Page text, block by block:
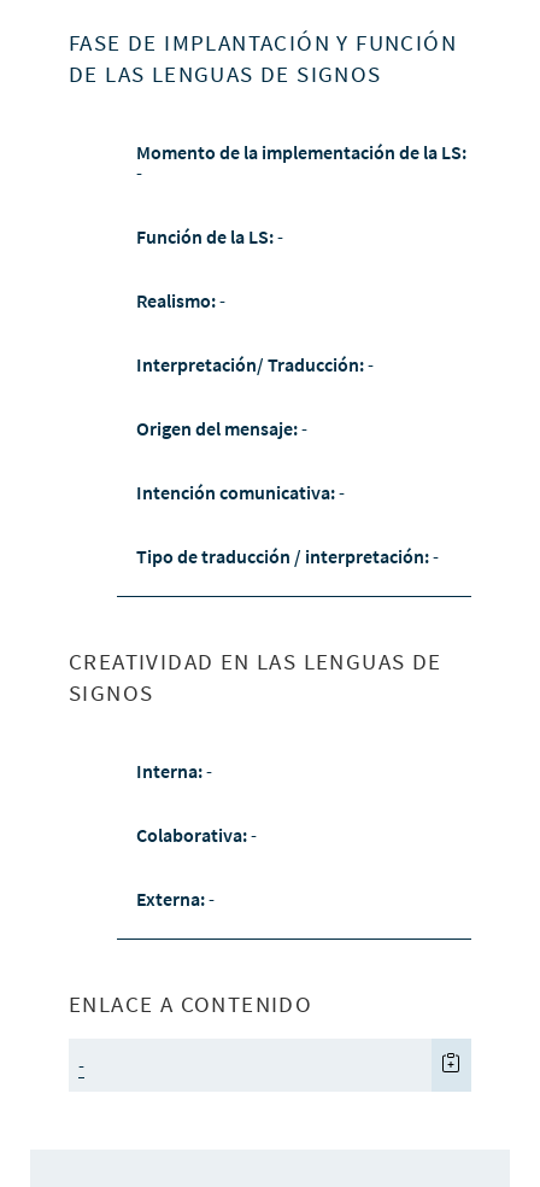
FASE DE IMPLANTACIÓN Y FUNCIÓN
DE LAS LENGUAS DE SIGNOS
Momento de la implementación de la LS:
-
Función de la LS:-
Realismo:-
Interpretación/ Traducción:-
Origen del mensaje:-
Intención comunicativa:-
Tipo de traducción / interpretación:-
CREATIVIDAD EN LAS LENGUAS DE
SIGNOS
Interna:-
Colaborativa:-
Externa:-
ENLACE A CONTENIDO
-